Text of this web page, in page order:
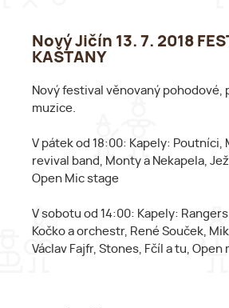
Nový Jičín 13. 7. 2018
KAŠTANY
Nový festival věnovaný pohodové,
muzice.
V pátek od 18:00: Kapely: Poutníci,
revival band, Monty a Nekapela,
Open Mic stage
V sobotu od 14:00: Kapely:
Kočko a orchestr, René Souček,
Václav Fajfr, Stones, Fčíl a tu, Open